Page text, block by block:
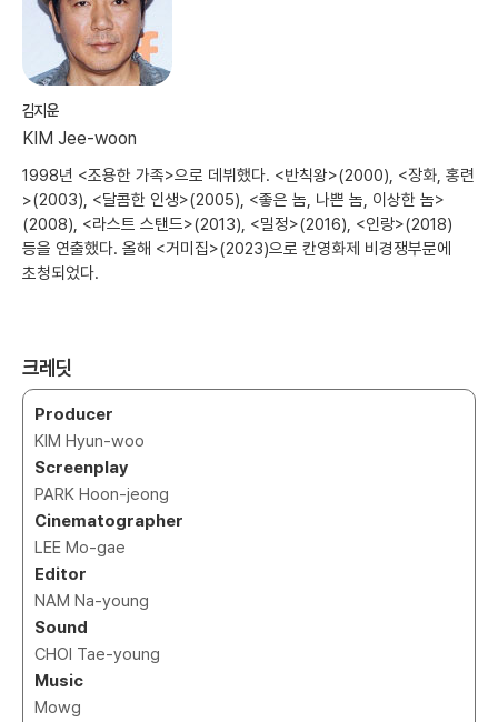
김지운
KIM Jee-woon
1998년 <조용한 가족>으로 데뷔했다. <반칙왕>(2000), <장화, 홍련
>(2003), <달콤한 인생>(2005), <좋은 놈, 나쁜 놈, 이상한 놈>
(2008), <라스트 스탠드>(2013), <밀정>(2016), <인랑>(2018)
등을 연출했다. 올해 <거미집>(2023)으로 칸영화제 비경쟁부문에
초청되었다.
크레딧
Producer
KIM Hyun-woo
Screenplay
PARK Hoon-jeong
Cinematographer
LEE Mo-gae
Editor
NAM Na-young
Sound
CHOI Tae-young
Music
Mowg